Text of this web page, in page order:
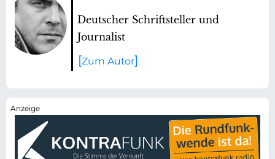
Deutscher Schriftsteller und
Journalist
Zum Autor